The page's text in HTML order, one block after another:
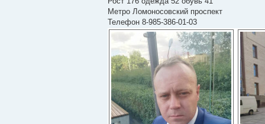
и
е
Метро Ломоносовский проспект
Телефон 8-985-386-01-03